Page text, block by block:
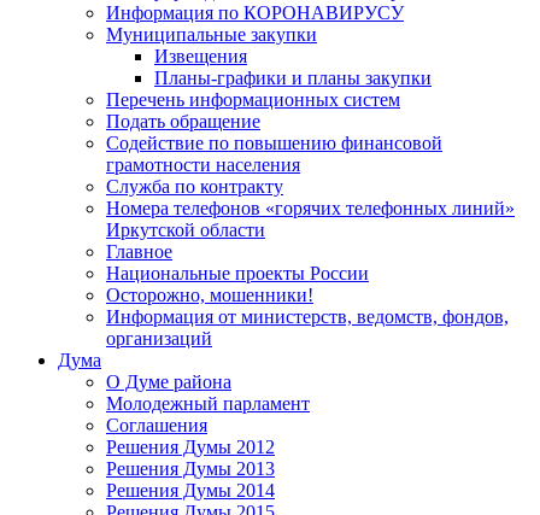
Информация по КОРОНАВИРУСУ
Муниципальные закупки
Извещения
Планы-графики и планы закупки
Перечень информационных систем
Подать обращение
Содействие по повышению финансовой
грамотности населения
Служба по контракту
Номера телефонов «горячих телефонных линий»
Иркутской области
Главное
Национальные проекты России
Осторожно, мошенники!
Информация от министерств, ведомств, фондов,
организаций
Дума
О Думе района
Молодежный парламент
Соглашения
Решения Думы 2012
Решения Думы 2013
Решения Думы 2014